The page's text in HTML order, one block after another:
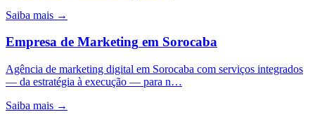
Saiba mais →
Empresa de Marketing em Sorocaba
Agência de marketing digital em Sorocaba com serviços integrados
— da estratégia à execução — para n…
Saiba mais →